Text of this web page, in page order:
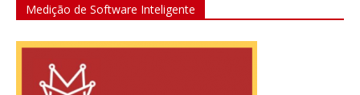
Medição de Software Inteligente